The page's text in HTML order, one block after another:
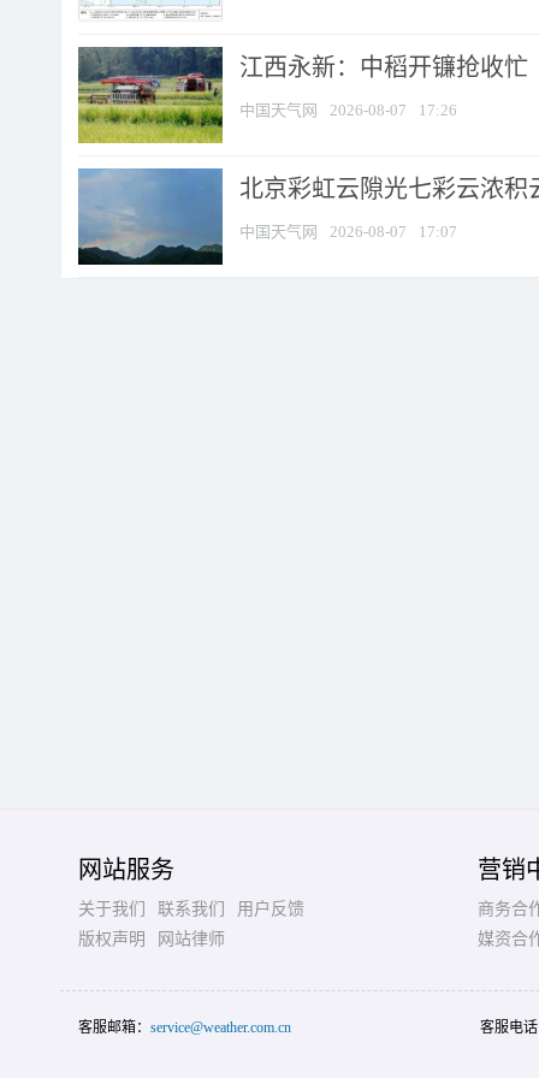
江西永新：中稻开镰抢收忙
中国天气网 2026-08-07 17:26
北京彩虹云隙光七彩云浓积
中国天气网 2026-08-07 17:07
网站服务
关于我们 联系我们
用户反馈
版权声明
网站律师
营销
商务合
媒资合
客服邮箱： service@weather.com.cn 客服电